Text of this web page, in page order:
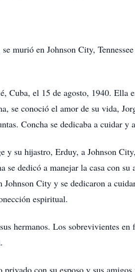
murió en Johnson City,
Cuba, el 15 de agosto, 1940. Ella
se conoció el amor de su vida,
Concha se dedicaba a cuidar y
y su hijastro, Erduy, a Johnson
dedicó a manejar la casa con
City y se dedicaron a
espiritual.
hermanos. Los sobrevivientes
con su esposo y sus